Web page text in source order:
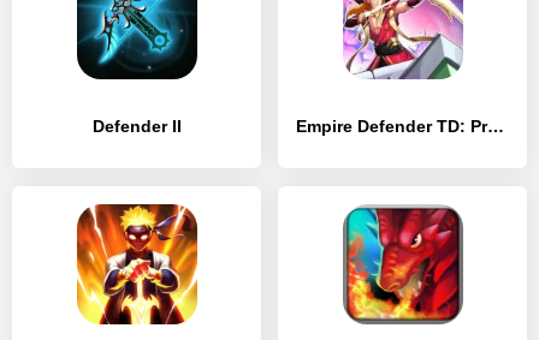
Defender II Empire Defender TD: Premium